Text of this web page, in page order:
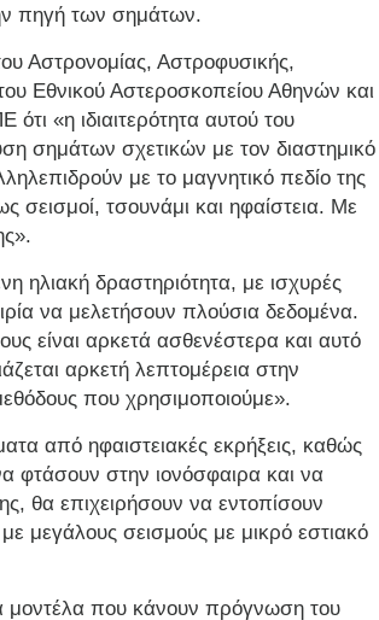
πηγή των σημάτων.
Αστρονομίας, Αστροφυσικής,
Εθνικού Αστεροσκοπείου Αθηνών και
«η ιδιαιτερότητα αυτού του
σημάτων σχετικών με τον διαστημικό
με το μαγνητικό πεδίο της
σεισμοί, τσουνάμι και ηφαίστεια. Με
ηλιακή δραστηριότητα, με ισχυρές
να μελετήσουν πλούσια δεδομένα.
είναι αρκετά ασθενέστερα και αυτό
αρκετή λεπτομέρεια στην
που χρησιμοποιούμε».
από ηφαιστειακές εκρήξεις, καθώς
φτάσουν στην ιονόσφαιρα και να
θα επιχειρήσουν να εντοπίσουν
μεγάλους σεισμούς με μικρό εστιακό
μοντέλα που κάνουν πρόγνωση του